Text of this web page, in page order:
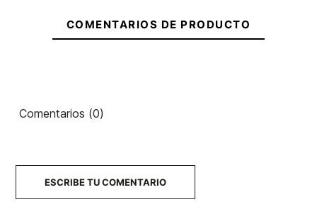
COMENTARIOS DE PRODUCTO
Comentarios (0)
ESCRIBE TU COMENTARIO